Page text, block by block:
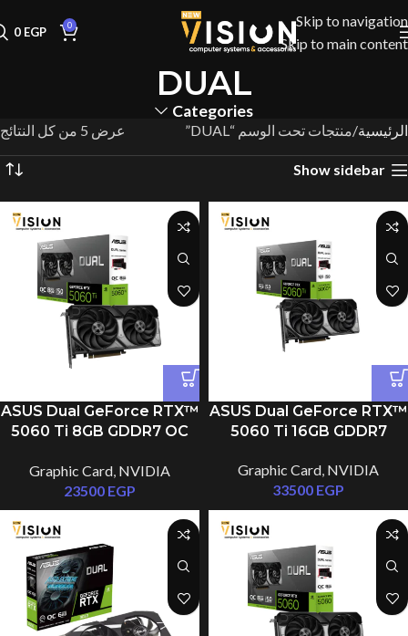
Skip to navigation
Skip to main content
0
0 EGP
DUAL
Categories
الرئيسية منتجات تحت الوسم “DUAL” عرض ⁦5⁩ من كل النتائج
Show sidebar
ASUS Dual GeForce RTX™
5060 Ti 16GB GDDR7
Graphic Card, NVIDIA
33500 EGP
ASUS Dual GeForce RTX™
5060 Ti 8GB GDDR7 OC
Graphic Card NVIDIA
23500 EGP